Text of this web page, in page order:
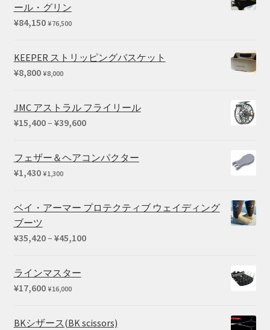
ール・グリン
¥84,150 ¥76,500
KEEPER ストリッピングバスケット
¥8,800 ¥8,000
JMC アストラル フライリール
¥15,400– ¥39,600価
帯:
フェザー＆ヘアコンパクター
¥1,430 ¥1,300
ベイ・アーマー プロテクティブ ウェイディング
ブーツ
¥35,420– ¥45,100価
ラインマスター
¥17,600 ¥16,000
BKシザース(BK scissors)